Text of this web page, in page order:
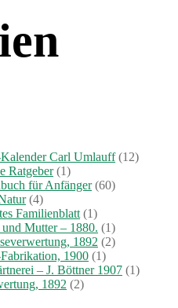
Carl Umlauff(12)
Ratgeber(1)
für Anfänger(60)
(4)
Familienblatt (1)
Mutter – 1880. (1)
1892 (2)
1900 (1)
– J. Böttner 1907 (1)
1892 (2)